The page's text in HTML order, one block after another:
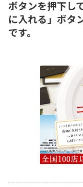
ボタンを押下し
に入れる」ボタ
です。